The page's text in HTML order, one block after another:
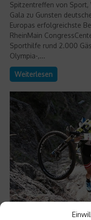
Spitzentreffen von
Gala zu Gunsten
Europas erfolgreichste
RheinMain
Sporthilfe rund 2.000
Olympia-,...
Weiterlesen